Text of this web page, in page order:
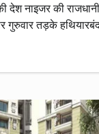
देश नाइजर की
गुरुवार तड़के